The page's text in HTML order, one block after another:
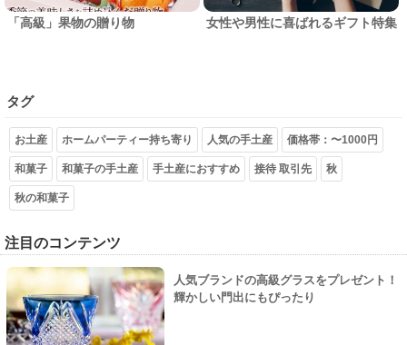
「高級」果物の贈り物 女性や男性に喜ばれるギフト特集
タグ
お土産 ホームパーティー持ち寄り 人気の手土産 価格帯：〜1000円
和菓子 和菓子の手土産 手土産におすすめ 接待 取引先 秋
秋の和菓子
注目のコンテンツ
人気ブランドの高級グラスをプレゼント！
輝かしい門出にもぴったり